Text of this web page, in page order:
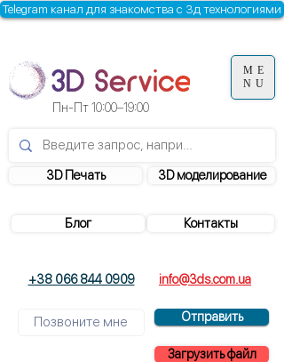
3D моделирование
Контакты
3D Печать
+38 066 844 0909 info@3ds.com.ua
Отправить
Загрузить файл
Блог
Пн-Пт10:00–19:00
Telegram канал для знакомства с 3д технологиями
ME
NU